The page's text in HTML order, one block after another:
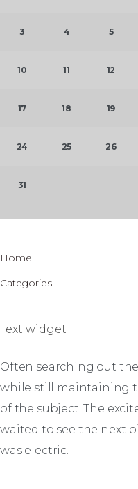
3 4 5
10 11 12
17 18 19
24 25 26
31
Home
Categories
Text widget
Often searching out
while still maintaining
of the subject. The
waited to see the next
was electric.